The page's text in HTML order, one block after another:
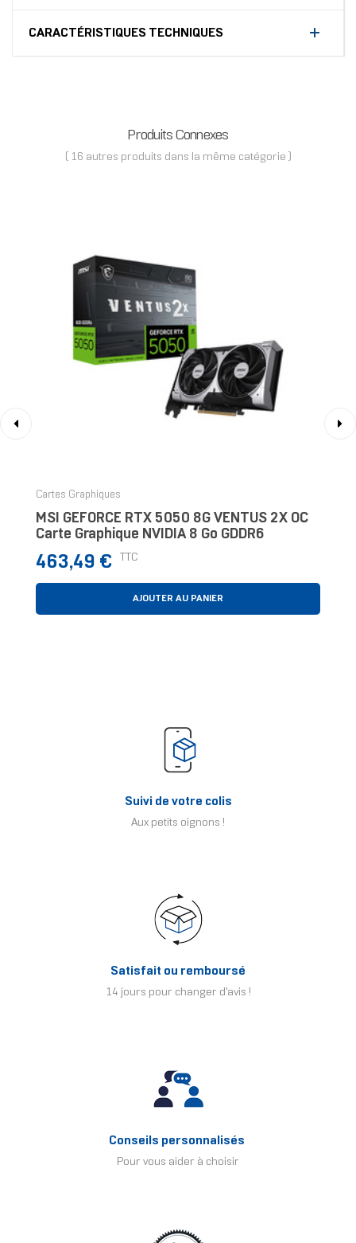
CARACTÉRISTIQUES TECHNIQUES
Produits Connexes
( 16 autres produits dans la même catégorie )
Cartes Graphiques
MSI GEFORCE RTX 5050 8G VENTUS 2X OC
Carte Graphique NVIDIA 8 Go GDDR6
Prix
463,49 € TTC
AJOUTER AU PANIER
Suivi de votre colis
Aux petits oignons !
Satisfait ou remboursé
14 jours pour changer d'avis !
Conseils personnalisés
Pour vous aider à choisir